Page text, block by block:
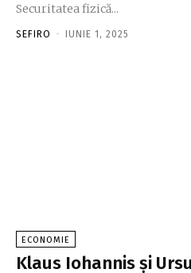
Securitatea fizică...
SEFIRO - IUNIE 1, 2025
ECONOMIE
Klaus Iohannis și